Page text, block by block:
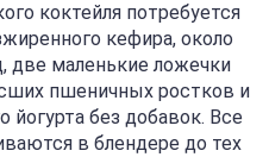
коктейля потребуется
кефира, около
две маленькие ложечки
пшеничных ростков и
йогурта без добавок. Все
в блендере до тех